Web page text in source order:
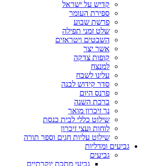
קדיש על ישראל
ספירת העומר
פרשת שבוע
שלט זמני תפילה
השבטים ויטראזים
אשר יצר
קופות צדקה
למנצח
עלינו לשבח
סדר קידוש לבנה
פרנס היום
ברכת השנה
נר זיכרון מואר
שילוט כללי לבית כנסת
לוחות ועצי זיכרון
שילוט עליות חגים וספר תורה
גביעים ומדליות
גביעים
גביעי מתכת יוקרתיים